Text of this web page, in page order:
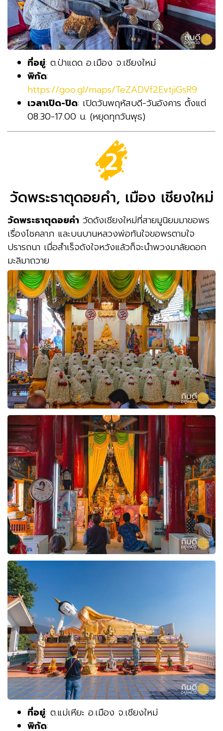
ที่อยู่: ต.ป่าแดด อ.เมือง จ.เชียงใหม่
พิกัด:
https://goo.gl/maps/TeZADVf2EvtjiGsR9
เวลาเปิด-ปิด: เปิดวันพฤหัสบดี-วันอังคาร ตั้งแต่
08.30-17.00 น. (หยุดทุกวันพุธ)
วัดพระธาตุดอยคำ, เมือง เชียงใหม่
วัดพระธาตุดอยคำ วัดดังเชียงใหม่ที่สายมูนิยมมาขอพร
เรื่องโชคลาภ และบนบานหลวงพ่อทันใจขอพรตามใจ
ปรารถนา เมื่อสำเร็จดังใจหวังแล้วก็จะนำพวงมาลัยดอก
มะลิมาถวาย
ที่อยู่: ต.แม่เหียะ อ.เมือง จ.เชียงใหม่
พิกัด: